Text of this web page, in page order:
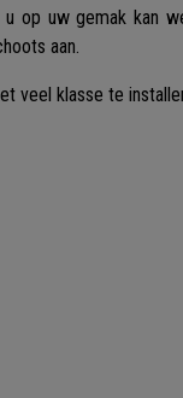
op uw gemak kan
aan.
veel klasse te